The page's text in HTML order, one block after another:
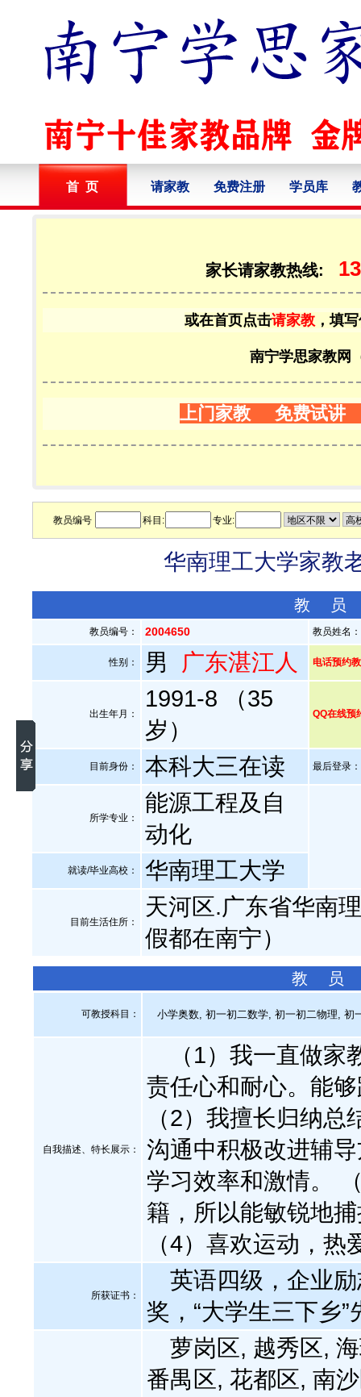
首 页 请家教 免费注册 学员库
家长请家教热线:
或在首页点击请家教 ，填
南宁学思家教网
上门家教 免费试讲
教员编号 科目: 专业:
华南理工大学家教
教
教员编号： 2004650 教员姓名
性别： 男 广东湛江人 电话预约
出生年月：
1991-8 （35
岁）
QQ在线预
目前身份： 本科大三在读 最后登录
所学专业：
能源工程及自
动化
就读/毕业高校： 华南理工大学
目前生活住所：
天河区.广东省华南
假都在南宁）
教 员
可教授科目： 小学奥数, 初一初二数学, 初一初二物理, 初
自我描述、特长展示 ：
（1）我一直做家
责任心和耐心。能
（2）我擅长归纳
沟通中积极改进辅
学习效率和激情。
籍，所以能敏锐地
（4）喜欢运动，
所获证书 ：
英语四级，企业励
奖，“大学生三下乡”
萝岗区, 越秀区,
番禺区, 花都区, 南